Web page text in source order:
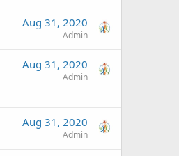
Aug 31, 2020
Admin
Aug 31, 2020
Admin
Aug 31, 2020
Admin